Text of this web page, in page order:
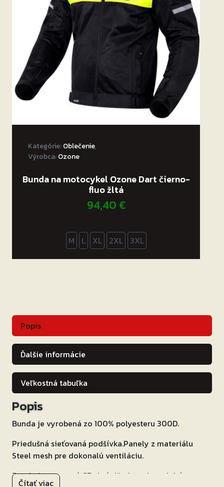
Kategórie:Oblečenie,
Výrobca:Ozone
Bunda na motocykel Ozone Dart čierno-
fluo žltá
94,40 €
M L XL 2XL 3XL
Popis
Ďalšie informácie
Veľkostná tabuľka
Popis
Bunda je vyrobená zo 100% polyesteru 300D.
Priedušná sieťovaná podšívka.Panely z materiálu
Steel mesh pre dokonalú ventiláciu.
Bunda je opatrená CE chráničmi ramien a lakťov –
Čítať viac